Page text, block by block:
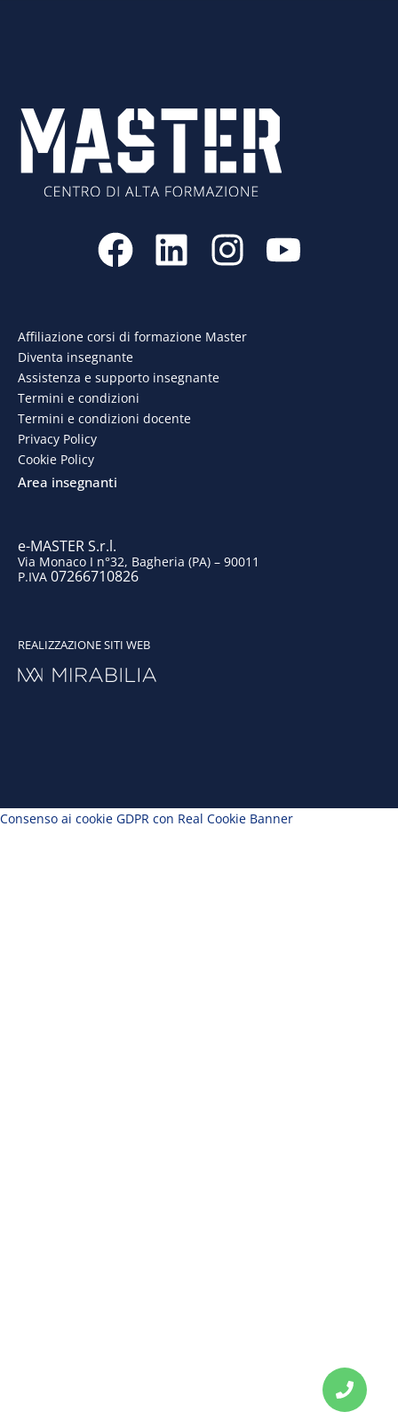
F
a
e
b
o
k
L
i
k
e
d
I
n
t
Y
o
Affiliazione corsi di formazione Master
Diventa insegnante
Assistenza e supporto insegnante
Termini e condizioni
Termini e condizioni docente
Privacy Policy
Cookie Policy
Area insegnanti
e-MASTER S.r.l.
Via Monaco I n°32, Bagheria (PA) – 90011
P.IVA 07266710826
REALIZZAZIONE SITI WEB
Consenso ai cookie GDPR con Real Cookie Banner